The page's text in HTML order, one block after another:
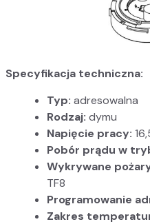
Specyfikacja techniczna:
Typ: adresowalna
Rodzaj: dymu
Napięcie pracy:
Pobór prądu w
Wykrywane
TF8
Programowanie
Zakres